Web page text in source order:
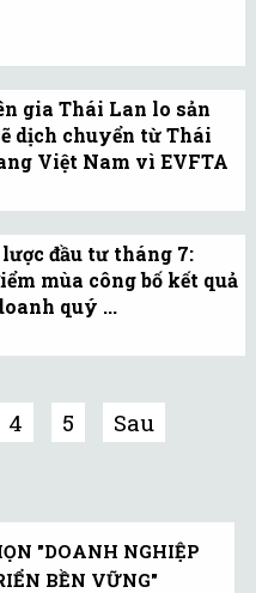
Âu (EVFTA).
nâng cao trình độ
của Việt Nam.
gia Thái Lan lo sản
dịch chuyển từ Thái
Việt Nam vì EVFTA
Post dẫn lời một
gia Thái Lan cho
khẩu ô tô, máy
mạch điện của
có thể gặp rủi
đầu tư tháng 7:
mùa công bố kết quả
quý ...
ra báo cáo chiến
tư chứng khoán
4 5 Sau
"DOANH NGHIỆP
BỀN VỮNG"